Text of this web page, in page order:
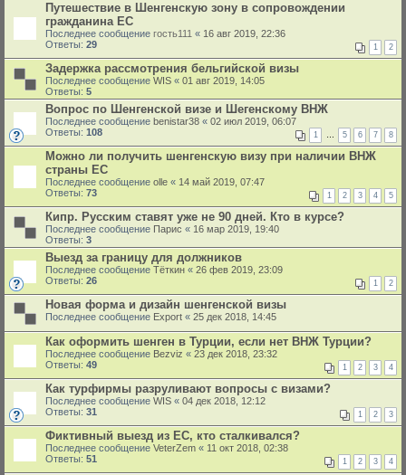
Путешествие в Шенгенскую зону в сопровождении
гражданина ЕС
Последнее сообщение гость111 « 16 авг 2019, 22:36
Ответы: 29 1 2
Задержка рассмотрения бельгийской визы
Последнее сообщение WIS « 01 авг 2019, 14:05
Ответы: 5
Вопрос по Шенгенской визе и Шегенскому ВНЖ
Последнее сообщение benistar38 « 02 июл 2019, 06:07
Ответы: 108 1 … 5 6 7 8
Можно ли получить шенгенскую визу при наличии ВНЖ
страны ЕС
Последнее сообщение olle « 14 май 2019, 07:47
Ответы: 73 1 2 3 4 5
Кипр. Русским ставят уже не 90 дней. Кто в курсе?
Последнее сообщение Парис « 16 мар 2019, 19:40
Ответы: 3
Выезд за границу для должников
Последнее сообщение Тёткин « 26 фев 2019, 23:09
Ответы: 26 1 2
Новая форма и дизайн шенгенской визы
Последнее сообщение Export « 25 дек 2018, 14:45
Как оформить шенген в Турции, если нет ВНЖ Турции?
Последнее сообщение Bezviz « 23 дек 2018, 23:32
Ответы: 49 1 2 3 4
Как турфирмы разруливают вопросы с визами?
Последнее сообщение WIS « 04 дек 2018, 12:12
Ответы: 31 1 2 3
Фиктивный выезд из ЕС, кто сталкивался?
Последнее сообщение VeterZem « 11 окт 2018, 02:38
Ответы: 51 1 2 3 4